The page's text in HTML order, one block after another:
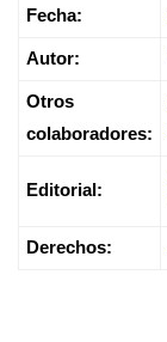
Fecha:
Autor:
Otros
colaboradores:
Editorial:
Derechos: